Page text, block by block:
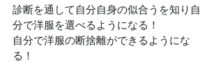
診断を通して自分自身の似合うを知り自
分で洋服を選べるようになる！
自分で洋服の断捨離ができるようにな
る！